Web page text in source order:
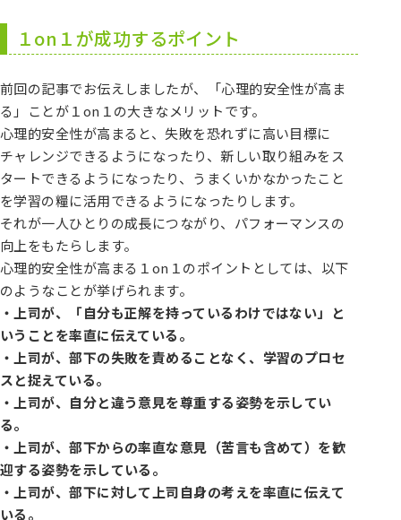
１on１が成功するポイント
前回の記事でお伝えしましたが、「心理的安全性が高ま
る」ことが１on１の大きなメリットです。
心理的安全性が高まると、失敗を恐れずに高い目標に
チャレンジできるようになったり、新しい取り組みをス
タートできるようになったり、うまくいかなかったこと
を学習の糧に活用できるようになったりします。
それが一人ひとりの成長につながり、パフォーマンスの
向上をもたらします。
心理的安全性が高まる１on１のポイントとしては、以下
のようなことが挙げられます。
・上司が、「自分も正解を持っているわけではない」と
いうことを率直に伝えている。
・上司が、部下の失敗を責めることなく、学習のプロセ
スと捉えている。
・上司が、自分と違う意見を尊重する姿勢を示してい
る。
・上司が、部下からの率直な意見（苦言も含めて）を歓
迎する姿勢を示している。
・上司が、部下に対して上司自身の考えを率直に伝えて
いる。